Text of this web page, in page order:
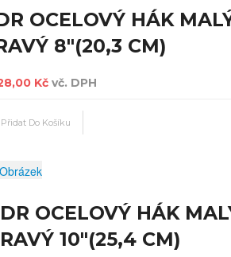
OCELOVÝ HÁK
8"(20,3 CM)
Kč vč. DPH
OCELOVÝ HÁK
10"(25,4 CM)